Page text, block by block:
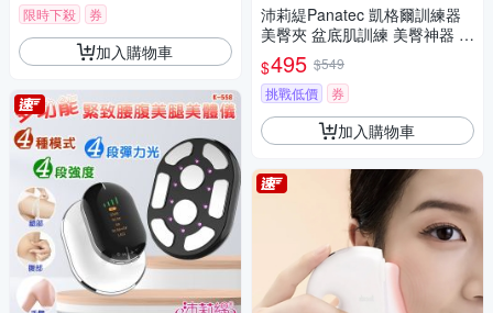
限時下殺 券
加入購物車
沛莉緹Panatec 凱格爾訓練器
美臀夾 盆底肌訓練 美臀神器 緊
實翹臀 健身蜜桃臀 K-163
$495 $549
挑戰低價
券
加入購物車